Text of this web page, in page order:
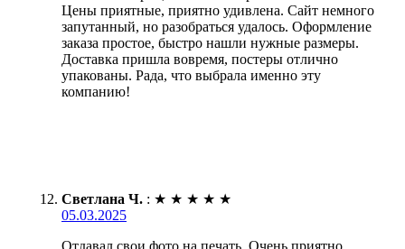
Цены приятные, приятно удивлена. Сайт немного
запутанный, но разобраться удалось. Оформление
заказа простое, быстро нашли нужные размеры.
Доставка пришла вовремя, постеры отлично
упакованы. Рада, что выбрала именно эту
компанию!
Светлана Ч. : ★ ★ ★ ★ ★
05.03.2025
Отдавал свои фото на печать. Очень приятно